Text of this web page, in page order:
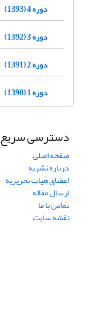
دوره 4 (1393)
دوره 3 (1392)
دوره 2 (1391)
دوره 1 (1390)
دسترسی سریع
صفحه اصلی
درباره نشریه
اعضای هیات تحریریه
ارسال مقاله
تماس با ما
نقشه سایت